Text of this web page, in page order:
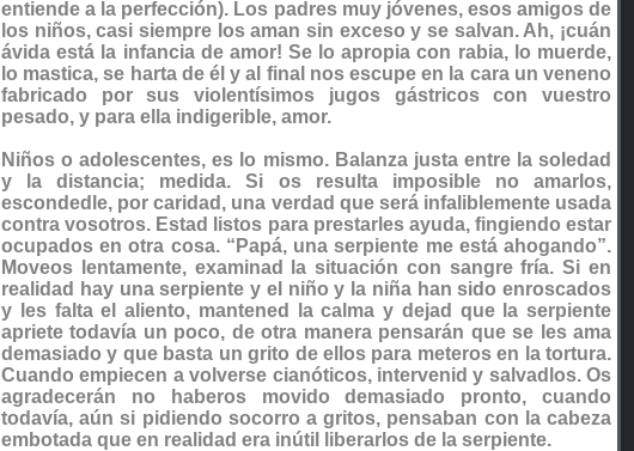
entiende a la perfección). Los padres muy jóvenes, esos amigos de
los niños, casi siempre los aman sin exceso y se salvan. Ah, ¡cuán
ávida está la infancia de amor! Se lo apropia con rabia, lo muerde,
lo mastica, se harta de él y al final nos escupe en la cara un veneno
fabricado por sus violentísimos jugos gástricos con vuestro
pesado, y para ella indigerible, amor.
Niños o adolescentes, es lo mismo. Balanza justa entre la soledad
y la distancia; medida. Si os resulta imposible no amarlos,
escondedle, por caridad, una verdad que será infaliblemente usada
contra vosotros. Estad listos para prestarles ayuda, fingiendo estar
ocupados en otra cosa. “Papá, una serpiente me está ahogando”.
Moveos lentamente, examinad la situación con sangre fría. Si en
realidad hay una serpiente y el niño y la niña han sido enroscados
y les falta el aliento, mantened la calma y dejad que la serpiente
apriete todavía un poco, de otra manera pensarán que se les ama
demasiado y que basta un grito de ellos para meteros en la tortura.
Cuando empiecen a volverse cianóticos, intervenid y salvadlos. Os
agradecerán no haberos movido demasiado pronto, cuando
todavía, aún si pidiendo socorro a gritos, pensaban con la cabeza
embotada que en realidad era inútil liberarlos de la serpiente.